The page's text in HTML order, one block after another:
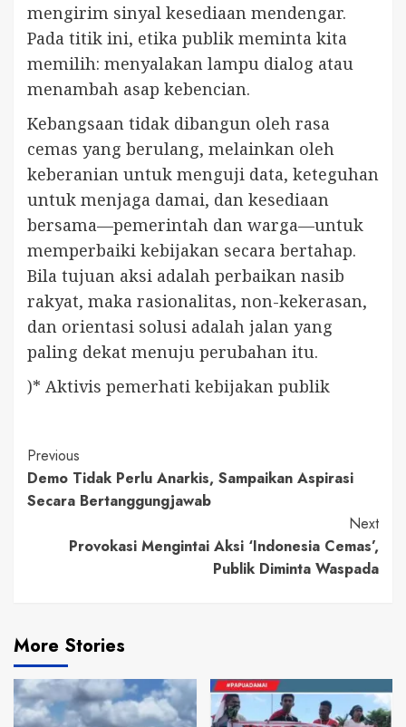
mengirim sinyal kesediaan mendengar.
Pada titik ini, etika publik meminta kita
memilih: menyalakan lampu dialog atau
menambah asap kebencian.
Kebangsaan tidak dibangun oleh rasa
cemas yang berulang, melainkan oleh
keberanian untuk menguji data, keteguhan
untuk menjaga damai, dan kesediaan
bersama—pemerintah dan warga—untuk
memperbaiki kebijakan secara bertahap.
Bila tujuan aksi adalah perbaikan nasib
rakyat, maka rasionalitas, non-kekerasan,
dan orientasi solusi adalah jalan yang
paling dekat menuju perubahan itu.
)* Aktivis pemerhati kebijakan publik
Continue
Reading
Previous
Demo Tidak Perlu Anarkis, Sampaikan Aspirasi
Secara Bertanggungjawab
Next
Provokasi Mengintai Aksi ‘Indonesia Cemas’,
Publik Diminta Waspada
More Stories